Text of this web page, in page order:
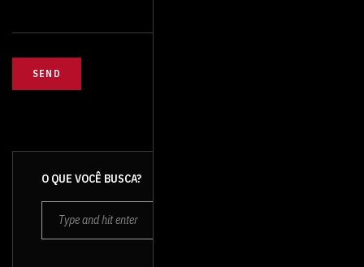
O QUE VOCÊ BUSCA?